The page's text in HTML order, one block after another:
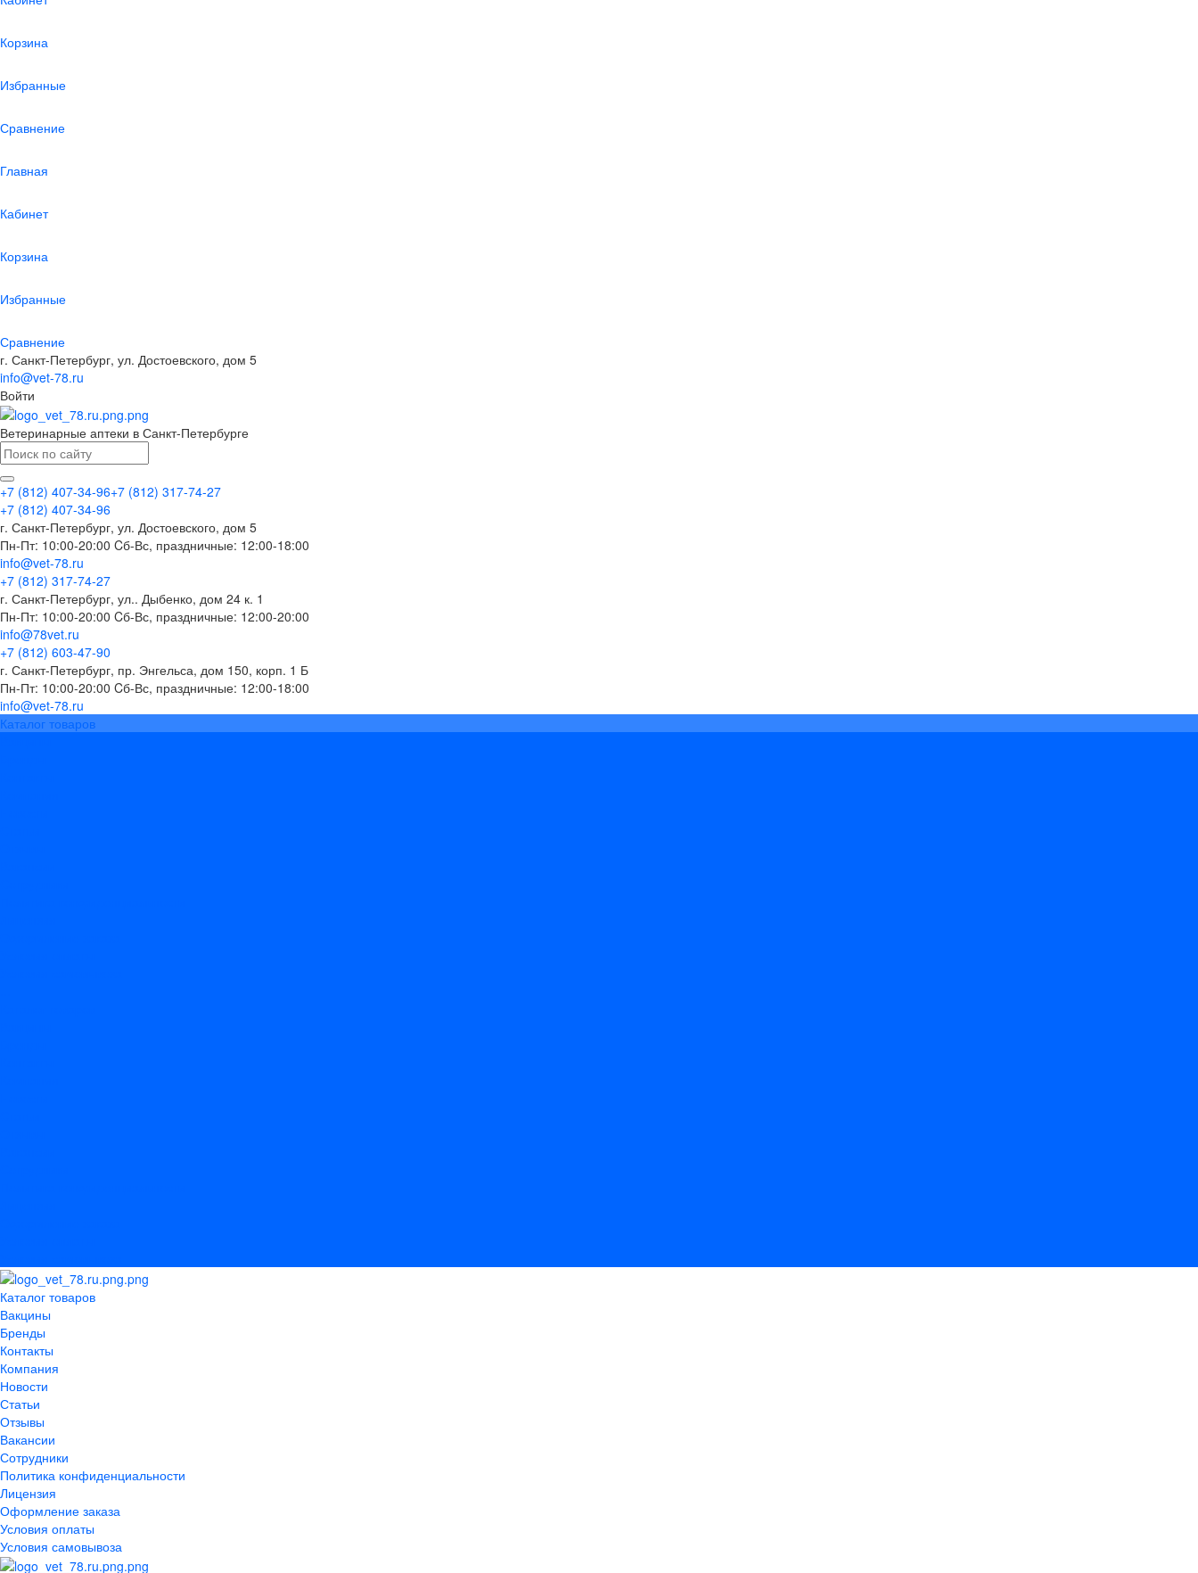
Корзина
Избранные
Сравнение
Главная
Кабинет
Корзина
Избранные
Сравнение
г. Санкт-Петербург, ул. Достоевского, дом 5
info@vet-78.ru
Войти
Ветеринарные аптеки в Санкт-Петербурге
+7 (812) 407-34-96+7 (812) 317-74-27
+7 (812) 407-34-96
г. Санкт-Петербург, ул. Достоевского, дом 5
Пн-Пт: 10:00-20:00 Cб-Вс, праздничные: 12:00-18:00
info@vet-78.ru
+7 (812) 317-74-27
г. Санкт-Петербург, ул.. Дыбенко, дом 24 к. 1
Пн-Пт: 10:00-20:00 Cб-Вс, праздничные: 12:00-20:00
info@78vet.ru
+7 (812) 603-47-90
г. Санкт-Петербург, пр. Энгельса, дом 150, корп. 1 Б
Пн-Пт: 10:00-20:00 Cб-Вс, праздничные: 12:00-18:00
info@vet-78.ru
Каталог товаров
Каталог товаров
Вакцины
Бренды
Контакты
Компания
Новости
Статьи
Отзывы
Вакансии
Сотрудники
Политика конфиденциальности
Лицензия
Оформление заказа
Условия оплаты
Условия самовывоза